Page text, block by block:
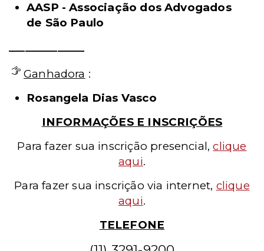
AASP - Associação dos Advogados
de São Paulo
Ganhadora :
Rosangela Dias Vasco
INFORMAÇÕES E INSCRIÇÕES
Para fazer sua inscrição presencial,clique
aqui.
Para fazer sua inscrição via internet, clique
aqui.
TELEFONE